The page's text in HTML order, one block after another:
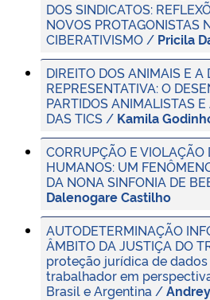
DOS SINDICATOS:
NOVOS PROTAGONISTAS
CIBERATIVISMO / Pricila
DIREITO DOS ANIMAIS E A
REPRESENTATIVA: O
PARTIDOS ANIMALISTAS
DAS TICS / Kamila
CORRUPÇÃO E VIOLAÇÃO
HUMANOS: UM
DA NONA SINFONIA DE
Dalenogare Castilho
AUTODETERMINAÇÃO
ÂMBITO DA JUSTIÇA DO
proteção jurídica de
trabalhador em
Brasil e Argentina /